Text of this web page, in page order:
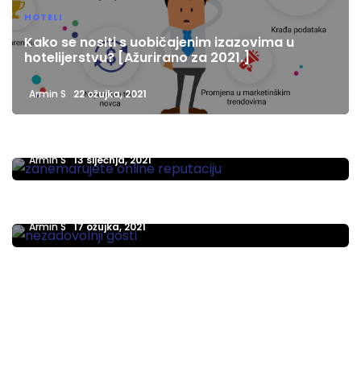
HOTELI
Kako se nositi s uobičajenim izazovima u
hotelijerstvu? [Ažurirano za 2021.]
Armin S 22 ožujka, 2021
HOTELI
4 jednostavna hakiranja za poboljšanje online
Armin S 13 siječnja, 2021
HOTELI
Armin S 17 ožujka, 2021